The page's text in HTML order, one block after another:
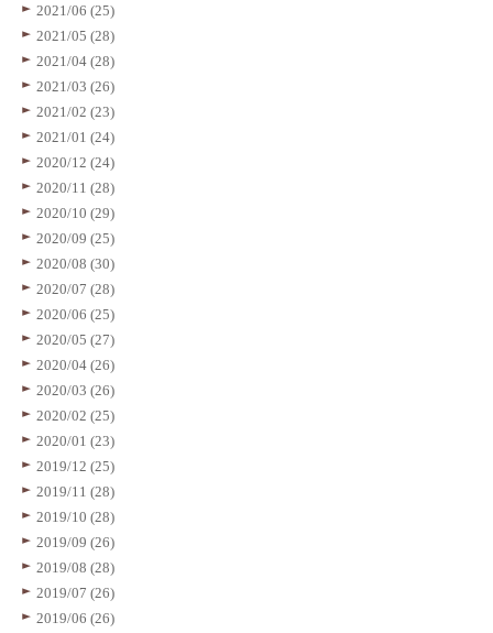
2021/06 (25)
2021/05 (28)
2021/04 (28)
2021/03 (26)
2021/02 (23)
2021/01 (24)
2020/12 (24)
2020/11 (28)
2020/10 (29)
2020/09 (25)
2020/08 (30)
2020/07 (28)
2020/06 (25)
2020/05 (27)
2020/04 (26)
2020/03 (26)
2020/02 (25)
2020/01 (23)
2019/12 (25)
2019/11 (28)
2019/10 (28)
2019/09 (26)
2019/08 (28)
2019/07 (26)
2019/06 (26)